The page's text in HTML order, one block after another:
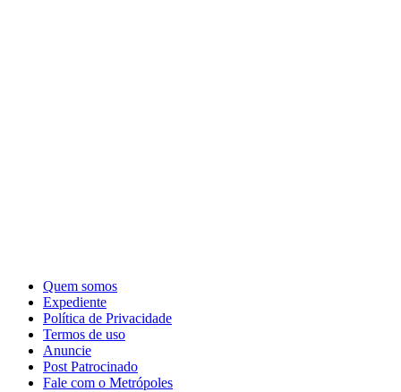
Quem somos
Expediente
Política de Privacidade
Termos de uso
Anuncie
Post Patrocinado
Fale com o Metrópoles